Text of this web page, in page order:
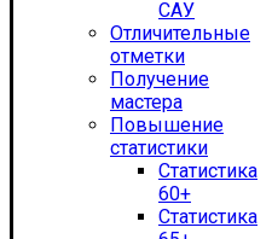
САУ
Отличительные
отметки
Получение
мастера
Повышение
статистики
Статистика
60+
Статистика